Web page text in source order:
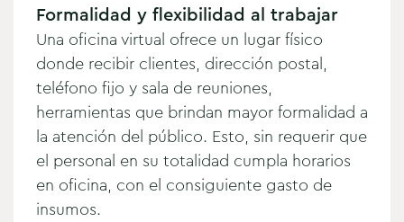
Formalidad y flexibilidad al trabajar
Una oficina virtual ofrece un lugar físico
donde recibir clientes, dirección postal,
teléfono fijo y sala de reuniones,
herramientas que brindan mayor formalidad a
la atención del público. Esto, sin requerir que
el personal en su totalidad cumpla horarios
en oficina, con el consiguiente gasto de
insumos.